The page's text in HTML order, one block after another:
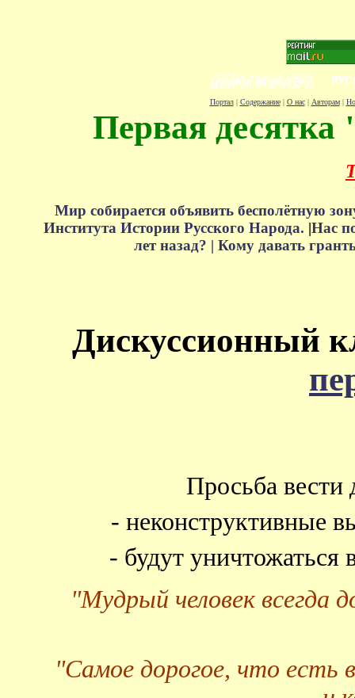
Портал| Содержание| О нас| Авторам|
Первая десятка
Мир собирается объявить бесполётную
Института Истории Русского Народа. |Нас
лет назад? | Кому давать
Дискуссионный
Просьба вести
- неконструктивные
- будут
"Мудрый человек всегда
"Самое дорогое, что есть